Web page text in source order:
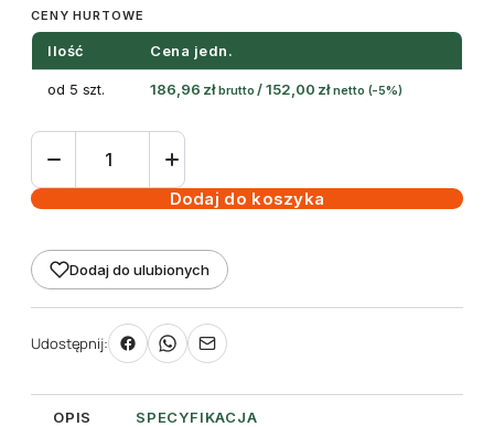
CENY HURTOWE
Ilość Cena jedn.
od 5 szt. 186,96 zł brutto /152,00 zł netto (-5%)
ilość
LED
E27
Dodaj do koszyka
Dodaj do ulubionych
Udostępnij:
OPIS SPECYFIKACJA